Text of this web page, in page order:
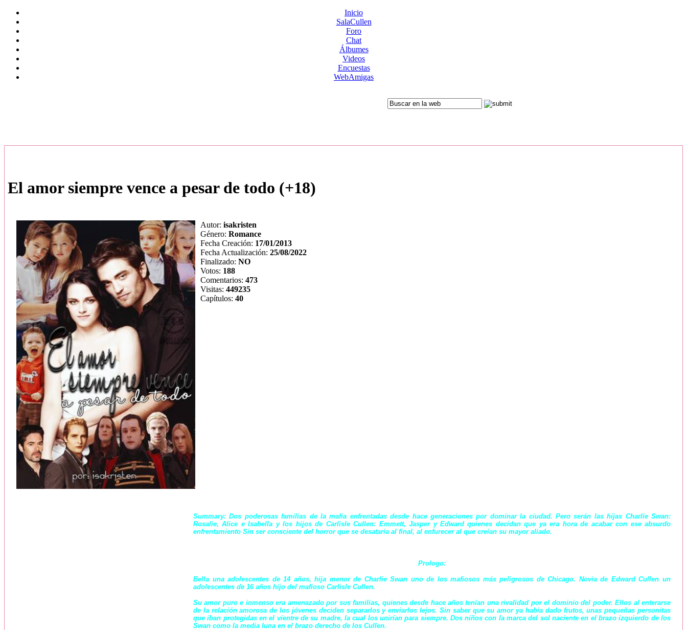
Inicio
SalaCullen
Foro
Chat
Álbumes
Videos
Encuestas
WebAmigas
El amor siempre vence a pesar de todo (+18)
Autor: isakristen
Género: Romance
Fecha Creación: 17/01/2013
Fecha Actualización: 25/08/2022
Finalizado: NO
Votos: 188
Comentarios: 473
Visitas: 449235
Capítulos: 40
Summary: Dos poderosas familias de la mafia enfrentadas desde hace generaciones por dominar la ciudad. Pero serán las hijas Charlie Swan:
Rosalie, Alice e Isabella y los hijos de Carlisle Cullen: Emmett, Jasper y Edward quienes decidan que ya era hora de acabar con ese absurdo
enfrentamiento Sin ser consciente del horror que se desataría al final, al enfurecer al que creían su mayor aliado.
Prologo:
Bella una adolescentes de 14 años, hija menor de Charlie Swan uno de los mafiosos más peligrosos de Chicago. Novia de Edward Cullen un
adolescentes de 16 años hijo del mafioso Carlisle Cullen.
Su amor puro e inmenso era amenazado por sus familias, quienes desde hace años tenían una rivalidad por el dominio del poder. Ellos al enterarse
de la relación amorosa de los jóvenes deciden separarlos y enviarlos lejos. Sin saber que su amor ya había dado frutos, unas pequeñas personitas
que iban protegidas en el vientre de su madre, la cual los unirían para siempre. Dos niños con la marca del sol naciente en el brazo izquierdo de los
Swan como la media luna en el brazo derecho de los Cullen.